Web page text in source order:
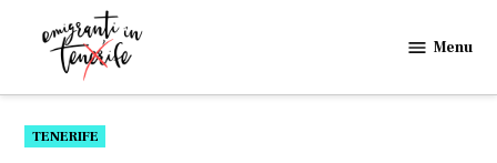
in
Menu
POSTED
IN
TENERIFE